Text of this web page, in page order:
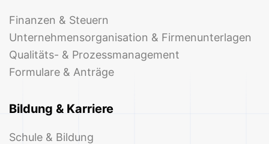
Finanzen & Steuern
Unternehmensorganisation & Firmenunterlagen
Qualitäts- & Prozessmanagement
Formulare & Anträge
Bildung & Karriere
Schule & Bildung